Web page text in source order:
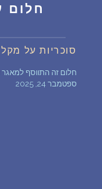
חלומות נפוצים
רכישת אוצר החלומות $
שאלות נפוצות
חלום
סוכריות על
ספטמבר 24, 2025